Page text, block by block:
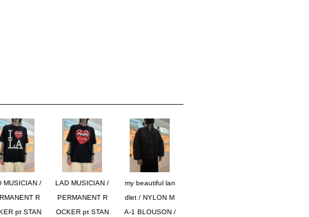
MUSICIAN /
R
pt STAN
LAD MUSICIAN /
PERMANENT R
OCKER pt STAN
my beautiful lan
dlet / NYLON M
A-1 BLOUSON /